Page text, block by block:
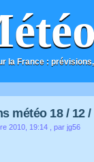
la France :
météo 18 / 12 /
2010, 19:14 , par jg56